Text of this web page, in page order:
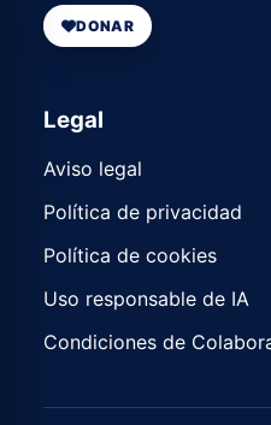
DONAR
Legal
Aviso legal
Política de privacidad
Política de cookies
Uso responsable de IA
Condiciones de